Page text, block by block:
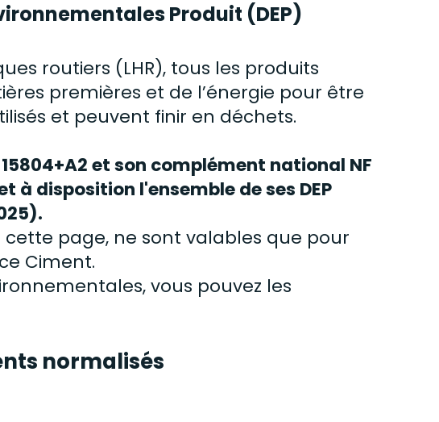
Produit (DEP)
routiers (LHR), tous les produits
premières et de l’énergie pour être
et peuvent finir en déchets.
15804+A2 et son complément national NF
à disposition l'ensemble de ses DEP
cette page, ne sont valables que pour
Ciment.
vous pouvez les
normalisés